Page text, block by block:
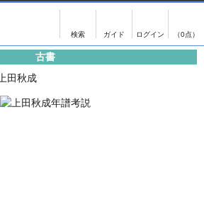
（0点）
索
古書
上田秋成